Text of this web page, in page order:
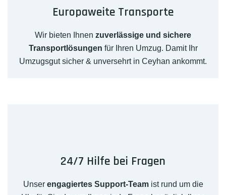
Europaweite Transporte
Wir bieten Ihnen zuverlässige und sichere
Transportlösungen für Ihren Umzug. Damit Ihr
Umzugsgut sicher & unversehrt in Ceyhan ankommt.
24/7 Hilfe bei Fragen
Unser engagiertes Support-Teamist rund um die